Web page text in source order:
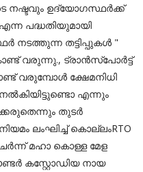
നഷ്ടവും ഉദ്യോഗസ്ഥർക്ക്
പദ്ധതിയുമായി
നടത്തുന്ന തട്ടിപ്പുകൾ "
വരുന്നു., ട്രാൻസ്പോർട്ട്
വരുമ്പോൾ ക്ഷേമനിധി
എന്നും
തുടർ
ലംഘിച്ച് കൊല്ലംRTO
മഹാ കൊള്ള മേള
കസ്റ്റോഡിയ നായ